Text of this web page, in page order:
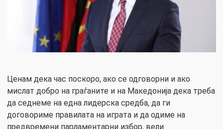
Ценам дека час поскоро, ако се одговорни и ако
мислат добро на граѓаните и на Македонија дека треба
да седнеме на една лидерска средба, да ги
договориме правилата на играта и да одиме на
предвремени парламентарни избор, вели